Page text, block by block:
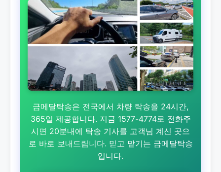
금메달탁송은 전국에서 차량 탁송을 24시간,
365일 제공합니다. 지금 1577-4774로 전화주
시면 20분내에 탁송 기사를 고객님 계신 곳으
로 바로 보내드립니다. 믿고 맡기는 금메달탁송
입니다.